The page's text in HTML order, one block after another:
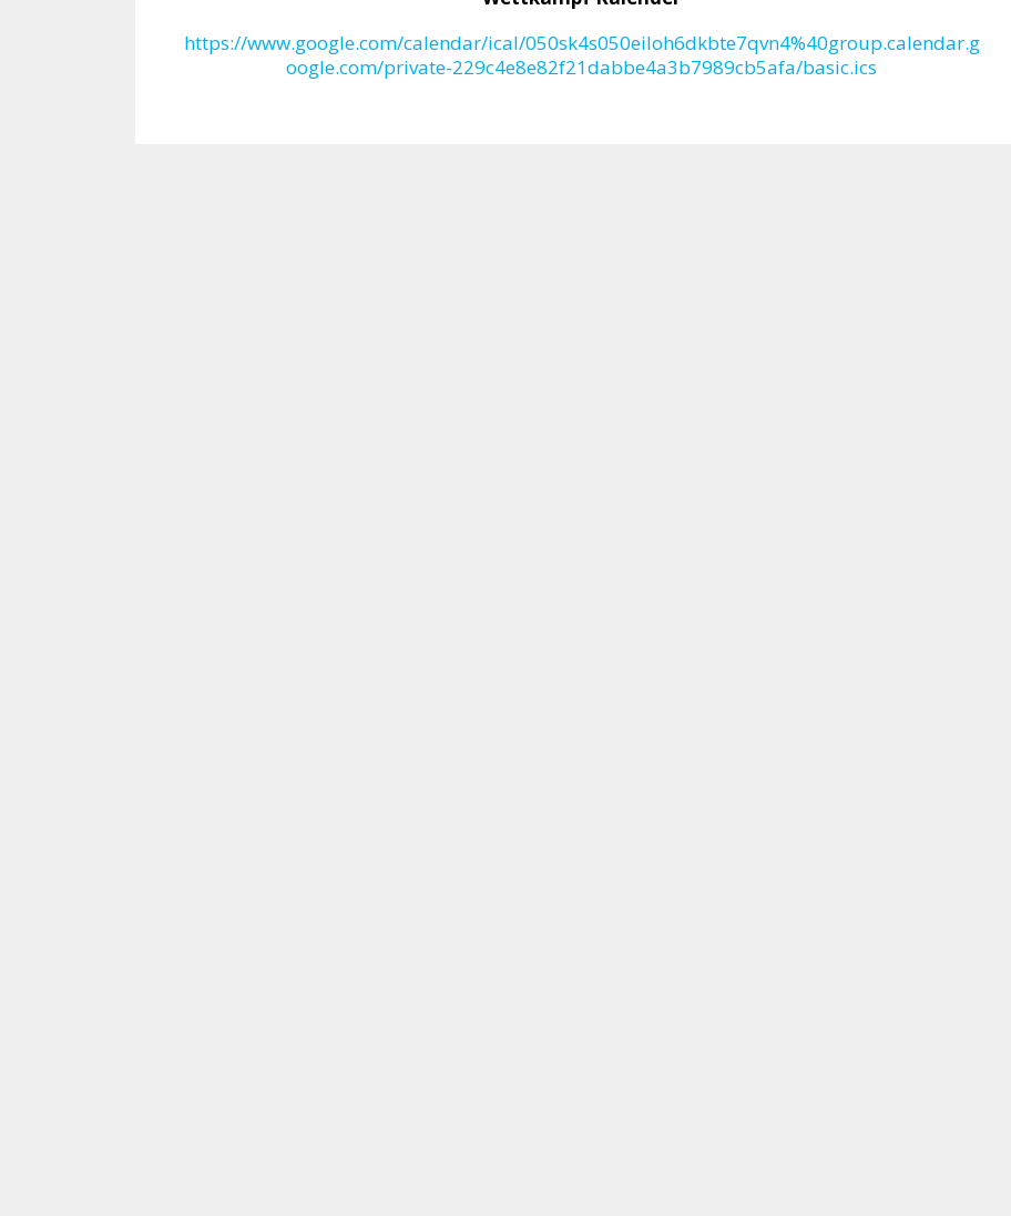
https://www.google.com/calendar/ical/050sk4s050eiloh6dkbte7qvn4%40group.calendar.g
oogle.com/private-229c4e8e82f21dabbe4a3b7989cb5afa/basic.ics